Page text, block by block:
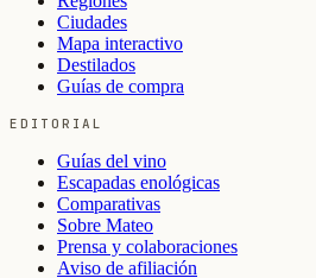
Ciudades
Mapa interactivo
Destilados
Guías de compra
EDITORIAL
Guías del vino
Escapadas enológicas
Comparativas
Sobre Mateo
Prensa y colaboraciones
Aviso de afiliación